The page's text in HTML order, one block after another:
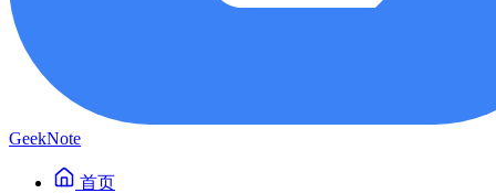
GeekNote
首页